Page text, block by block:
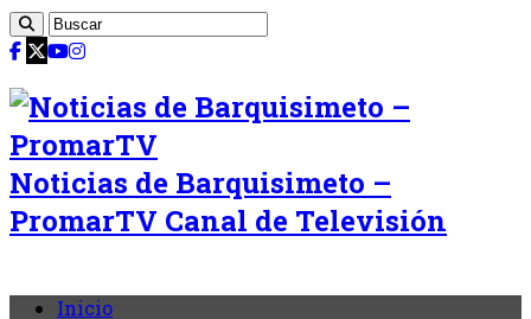
Noticias de Barquisimeto –
PromarTV Canal de Televisión
Inicio